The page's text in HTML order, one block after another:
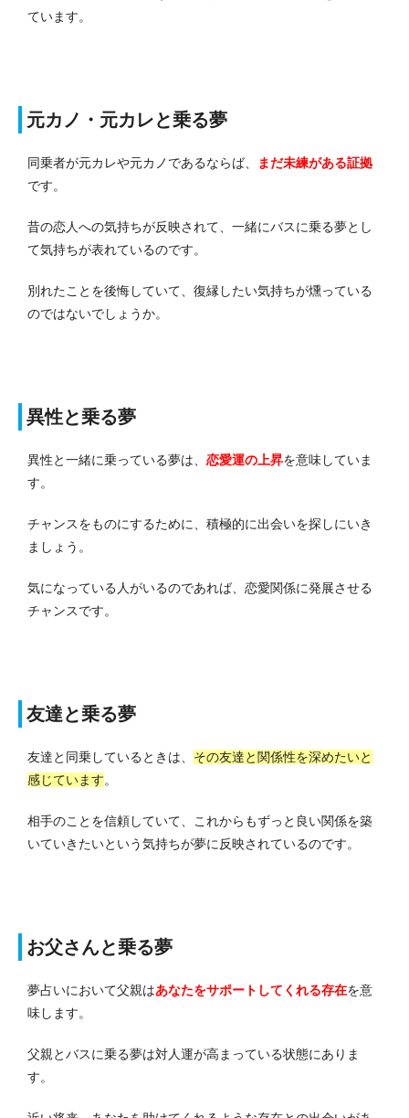
ています。
元カノ・元カレと乗る夢
同乗者が元カレや元カノであるならば、 まだ未練がある証拠
です。
昔の恋人への気持ちが反映されて、一緒にバスに乗る夢とし
て気持ちが表れているのです。
別れたことを後悔していて、復縁したい気持ちが燻っている
のではないでしょうか。
異性と乗る夢
異性と一緒に乗っている夢は、 恋愛運の上昇を意味していま
す。
チャンスをものにするために、積極的に出会いを探しにいき
ましょう。
気になっている人がいるのであれば、恋愛関係に発展させる
チャンスです。
友達と乗る夢
友達と同乗しているときは、 その友達と関係性を深めたいと
感じています。
相手のことを信頼していて、これからもずっと良い関係を築
いていきたいという気持ちが夢に反映されているのです。
お父さんと乗る夢
夢占いにおいて父親はあなたをサポートしてくれる存在を意
味します。
父親とバスに乗る夢は対人運が高まっている状態にありま
す。